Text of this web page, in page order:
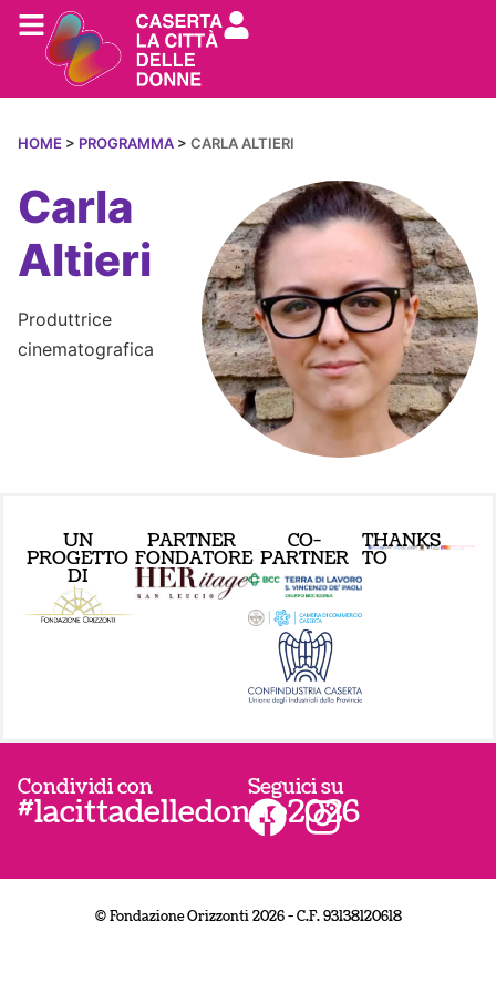
HOME > PROGRAMMA > CARLA ALTIERI
Carla
Altieri
Produttrice
cinematografica
UN
PROGETTO
DI
PARTNER
FONDATORE
CO-
PARTNER
THANKS
TO
Condividi con
#lacittadelledonne2026
Seguici su
© Fondazione Orizzonti 2026 - C.F. 93138120618